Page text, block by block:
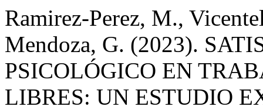
Ramirez-Perez, M.,
Mendoza, G. (2023).
PSICOLÓGICO EN
LIBRES: UN ESTUDIO